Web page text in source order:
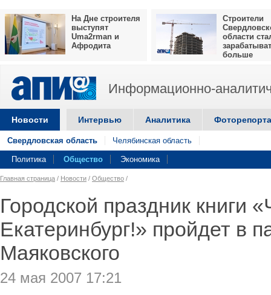
На Дне строителя
выступят
Uma2rman и
Афродита
Строители
области
больше
Информационно-
Новости Интервью Аналитика
Свердловская область Челябинская область
Политика Общество Экономика
Главная страница / Новости / Общество /
Городской праздник книги
Екатеринбург!» пройдет в
Маяковского
24 мая 2007 17:21